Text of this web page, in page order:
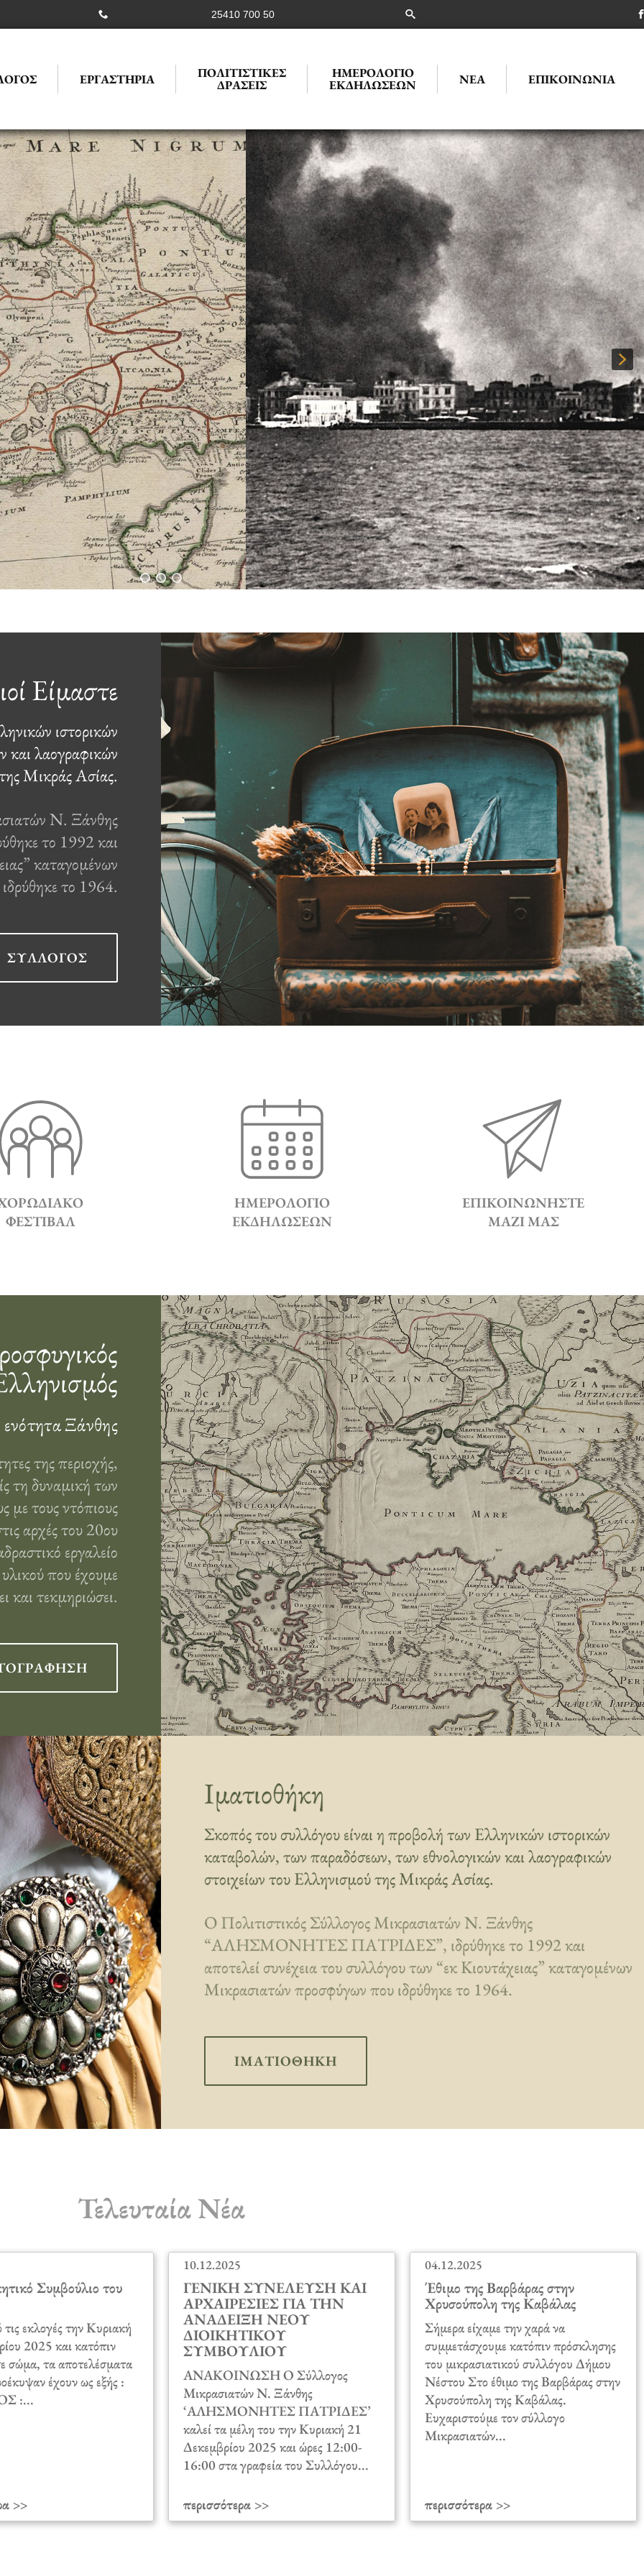
25410 700 50
ΕΡΓΑΣΤΗΡΙΑ ΠΟΛΙΤΙΣΤΙΚΕΣ
ΔΡΑΣΕΙΣ
ΗΜΕΡΟΛΌΓΙΟ
ΕΚΔΗΛΏΣΕΩΝ ΝΈΑ ΕΠΙΚΟΙΝΩΝΊΑ
Είμαστε
ιστορικών
και λαογραφικών
Μικράς Ασίας.
Ν. Ξάνθης
το 1992 και
καταγομένων
το 1964.
ΣΎΛΛΟΓΟΣ
ΦΕΣΤΙΒΆΛ
ΗΜΕΡΟΛΌΓΙΟ
ΕΚΔΗΛΏΣΕΩΝ
ΕΠΙΚΟΙΝΩΝΉΣΤΕ
ΜΑΖΊ ΜΑΣ
Ξάνθης
της περιοχής,
τη δυναμική των
με τους ντόπιους
αρχές του 20ου
εργαλείο
που έχουμε
και τεκμηριώσει.
Ιματιοθήκη
Σκοπός του συλλόγου είναι η προβολή των Ελληνικών ιστορικών
καταβολών, των παραδόσεων, των εθνολογικών και λαογραφικών
στοιχείων του Ελληνισμού της Μικράς Ασίας.
Ο Πολιτιστικός Σύλλογος Μικρασιατών Ν. Ξάνθης
“ΑΛΗΣΜΟΝΗΤΕΣ ΠΑΤΡΙΔΕΣ”, ιδρύθηκε το 1992 και
αποτελεί συνέχεια του συλλόγου των “εκ Κιουτάχειας” καταγομένων
Μικρασιατών προσφύγων που ιδρύθηκε το 1964.
ΙΜΑΤΙΟΘΉΚΗ
Τελευταία Νέα
Συμβούλιο του
εκλογές την Κυριακή
2025 και κατόπιν
σώμα, τα αποτελέσματα
έχουν ως εξής :
:...
>>
10.12.2025
ΓΕΝΙΚΗ ΣΥΝΕΛΕΥΣΗ ΚΑΙ
ΑΡΧΑΙΡΕΣΙΕΣ ΓΙΑ ΤΗΝ
ΑΝΑΔΕΙΞΗ ΝΕΟΥ
ΔΙΟΙΚΗΤΙΚΟΥ
ΣΥΜΒΟΥΛΙΟΥ
ΑΝΑΚΟΙΝΩΣΗ Ο Σύλλογος
Μικρασιατών Ν. Ξάνθης
‘ΑΛΗΣΜΟΝΗΤΕΣ ΠΑΤΡΙΔΕΣ’
καλεί τα μέλη του την Κυριακή 21
Δεκεμβρίου 2025 και ώρες 12:00-
16:00 στα γραφεία του Συλλόγου...
περισσότερα >>
04.12.2025
Έθιμο της Βαρβάρας στην
Χρυσούπολη της Καβάλας
Σήμερα είχαμε την χαρά να
συμμετάσχουμε κατόπιν πρόσκλησης
του μικρασιατικού συλλόγου Δήμου
Νέστου Στο έθιμο της Βαρβάρας στην
Χρυσούπολη της Καβάλας.
Ευχαριστούμε τον σύλλογο
Μικρασιατών...
περισσότερα >>